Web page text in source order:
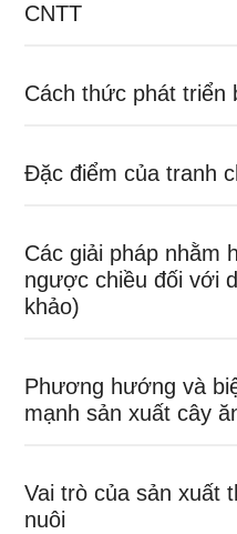
CNTT
Cách thức phát triển
Đặc điểm của tranh
Các giải pháp nhằm
ngược chiều đối với
khảo)
Phương hướng và
mạnh sản xuất cây
Vai trò của sản xuất
nuôi